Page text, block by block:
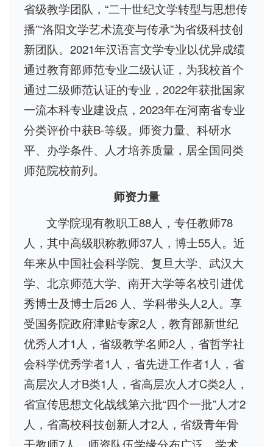
省级教学团队，“二十世纪文学转型与思想传
播”“洛阳文学艺术流变与传承”为省级科技创
新团队。2021年汉语言文学专业以优异成绩
通过教育部师范专业二级认证，为我校首个
通过二级师范认证的专业，2022年获批国家
一流本科专业建设点，2023年在河南省专业
分类评价中获B-等级。师资力量、科研水
平、办学条件、人才培养质量，居全国同类
师范院校前列。
师资力量
文学院现有教职工88人，专任教师78
人，其中高级职称教师37人，博士55人。近
年来从中国社会科学院、复旦大学、武汉大
学、北京师范大学、南开大学等名校引进优
秀博士及博士后26 人、学科带头人2人。享
受国务院政府津贴专家2人，教育部新世纪
优秀人才1人，省级教学名师2人，省哲学社
会科学优秀学者1人，省先进工作者1人，省
高层次人才B类1人，省高层次人才C类2人，
省宣传思想文化战线第六批“四个一批”人才2
人，省高校科技创新人才2人，省级青年骨